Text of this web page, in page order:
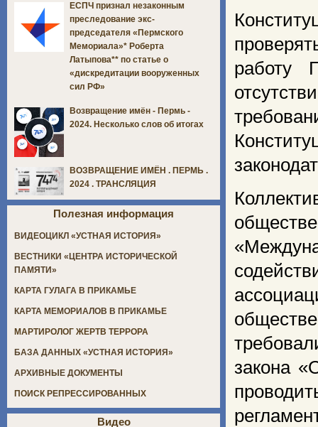
работу
закона
ЕСПЧ признал незаконным
преследование экс-
председателя «Пермского
Мемориала»* Роберта
Латыпова** по статье о
«дискредитации вооруженных
сил РФ»
Возвращение имён - Пермь -
2024. Несколько слов об итогах
ВОЗВРАЩЕНИЕ ИМЁН . ПЕРМЬ .
2024 . ТРАНСЛЯЦИЯ
Полезная информация
ВИДЕОЦИКЛ «УСТНАЯ ИСТОРИЯ»
ВЕСТНИКИ «ЦЕНТРА ИСТОРИЧЕСКОЙ
ПАМЯТИ»
КАРТА ГУЛАГА В ПРИКАМЬЕ
КАРТА МЕМОРИАЛОВ В ПРИКАМЬЕ
МАРТИРОЛОГ ЖЕРТВ ТЕРРОРА
БАЗА ДАННЫХ «УСТНАЯ ИСТОРИЯ»
АРХИВНЫЕ ДОКУМЕНТЫ
ПОИСК РЕПРЕССИРОВАННЫХ
Видео